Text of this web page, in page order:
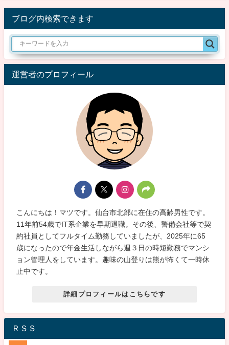
ブログ内検索できます
運営者のプロフィール
こんにちは！マツです。仙台市北部に在住の高齢男性です。
11年前54歳でIT系企業を早期退職。その後、警備会社等で契
約社員としてフルタイム勤務していましたが、2025年に65
歳になったので年金生活しながら週３日の時短勤務でマンシ
ョン管理人をしています。趣味の山登りは熊が怖くて一時休
止中です。
詳細プロフィールはこちらです
ＲＳＳ